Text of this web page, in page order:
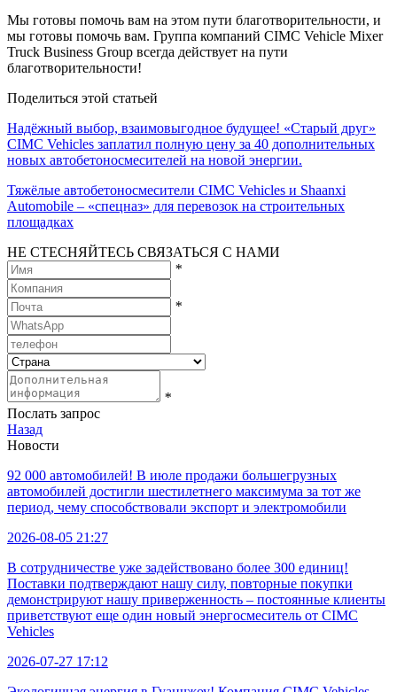
Мы готовы помочь вам на этом пути благотворительности, и
мы готовы помочь вам. Группа компаний CIMC Vehicle Mixer
Truck Business Group всегда действует на пути
благотворительности!
Поделиться этой статьей
Надёжный выбор, взаимовыгодное будущее! «Старый друг»
CIMC Vehicles заплатил полную цену за 40 дополнительных
новых автобетоносмесителей на новой энергии.
Тяжёлые автобетоносмесители CIMC Vehicles и Shaanxi
Automobile – «спецназ» для перевозок на строительных
площадках
НЕ СТЕСНЯЙТЕСЬ СВЯЗАТЬСЯ С НАМИ
*
*
*
Послать запрос
Назад
Новости
92 000 автомобилей! В июле продажи большегрузных
автомобилей достигли шестилетнего максимума за тот же
период, чему способствовали экспорт и электромобили
2026-08-05 21:27
В сотрудничестве уже задействовано более 300 единиц!
Поставки подтверждают нашу силу, повторные покупки
демонстрируют нашу приверженность – постоянные клиенты
приветствуют еще один новый энергосмеситель от CIMC
Vehicles
2026-07-27 17:12